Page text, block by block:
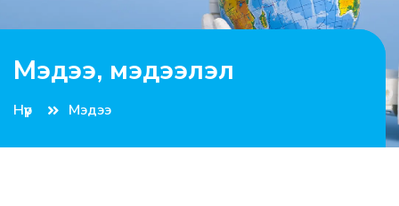
Мэдээ, мэдээлэл
Нүүр Мэдээ